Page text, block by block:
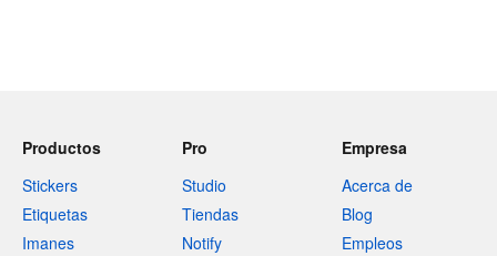
Productos
Stickers
Etiquetas
Imanes
Pro
Studio
Tiendas
Notify
Empresa
Acerca de
Blog
Empleos